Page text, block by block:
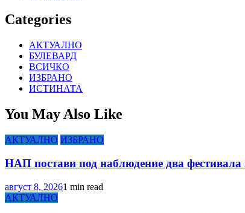
Categories
АКТУАЛНО
БУЛЕВАРД
ВСИЧКО
ИЗБРАНО
ИСТИНАТА
You May Also Like
АКТУАЛНО ИЗБРАНО
НАП постави под наблюдение два фестивала
август 8, 20261 min read
АКТУАЛНО